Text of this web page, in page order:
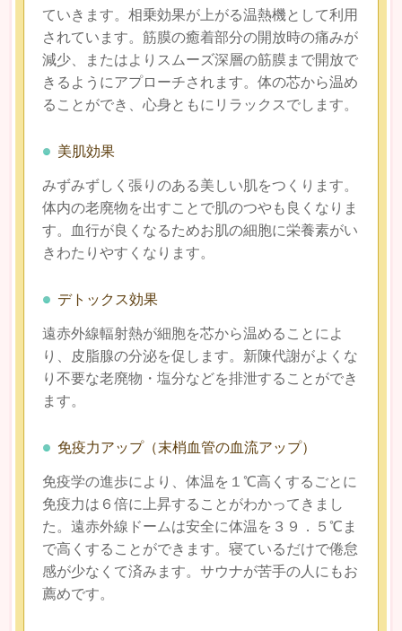
ていきます。相乗効果が上がる温熱機として利用
されています。筋膜の癒着部分の開放時の痛みが
減少、またはよりスムーズ深層の筋膜まで開放で
きるようにアプローチされます。体の芯から温め
ることができ、心身ともにリラックスでします。
美肌効果
みずみずしく張りのある美しい肌をつくります。
体内の老廃物を出すことで肌のつやも良くなりま
す。血行が良くなるためお肌の細胞に栄養素がい
きわたりやすくなります。
デトックス効果
遠赤外線輻射熱が細胞を芯から温めることによ
り、皮脂腺の分泌を促します。新陳代謝がよくな
り不要な老廃物・塩分などを排泄することができ
ます。
免疫力アップ（末梢血管の血流アップ）
免疫学の進歩により、体温を１℃高くするごとに
免疫力は６倍に上昇することがわかってきまし
た。遠赤外線ドームは安全に体温を３９．５℃ま
で高くすることができます。寝ているだけで倦怠
感が少なくて済みます。サウナが苦手の人にもお
薦めです。